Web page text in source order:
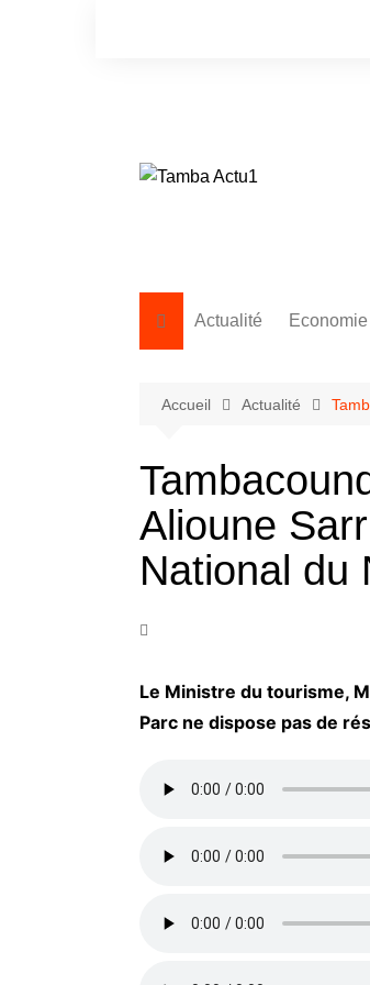
Actualité Economie
Accueil Actualité
Alioune
National du
Le Ministre du tourisme,
Parc ne dispose pas de